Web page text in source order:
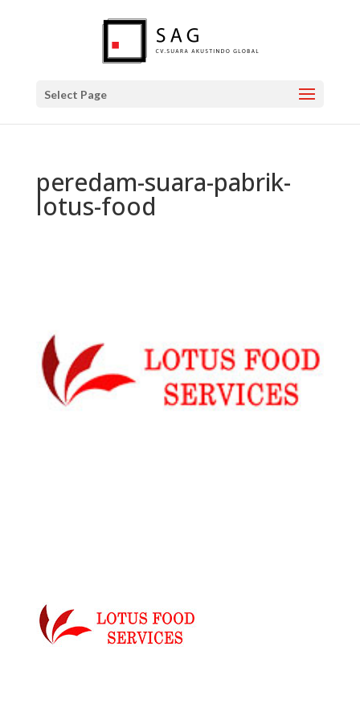
Select Page
peredam-suara-pabrik-
lotus-food